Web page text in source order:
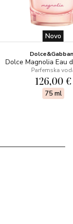
Novo
Dolce Magnolia Eau
Parfemska
126,00 €
75 ml